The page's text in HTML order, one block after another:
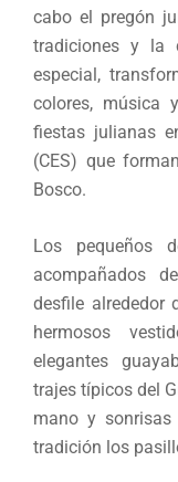
cabo el pregón
tradiciones y la
especial,
colores, música
fiestas julianas
(CES) que
Bosco.
Los pequeños
acompañados
desfile alrededor
hermosos
elegantes
trajes típicos del
mano y
tradición los